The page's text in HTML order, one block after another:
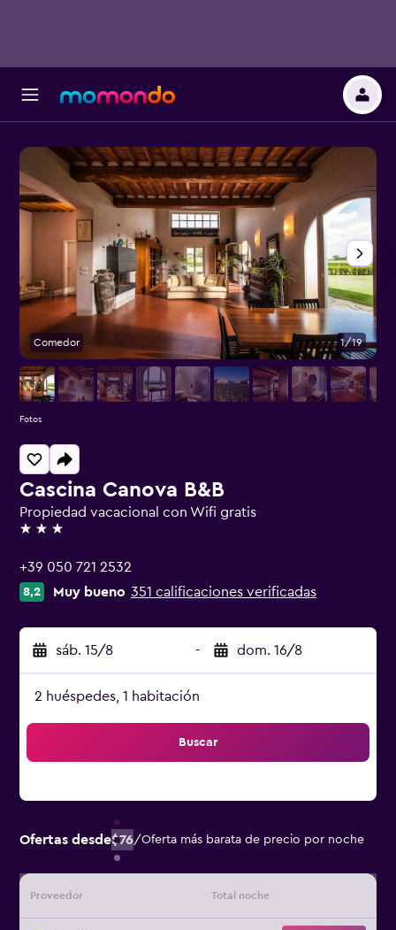
Cascina Canova B&B
Propiedad vacacional con Wifi gratis
3 estrellas
+39 050 721 2532
8,2 Muy bueno 351 calificaciones verificadas
sáb. 15/8 - dom. 16/8
2 huéspedes, 1 habitación
Buscar
Ofertas desde$76/Oferta más barata de precio por noche
Proveedor Total noche
Comedor 1/19
Fotos